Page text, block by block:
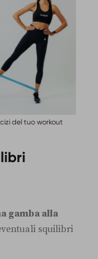
del tuo workout
gamba alla
squilibri